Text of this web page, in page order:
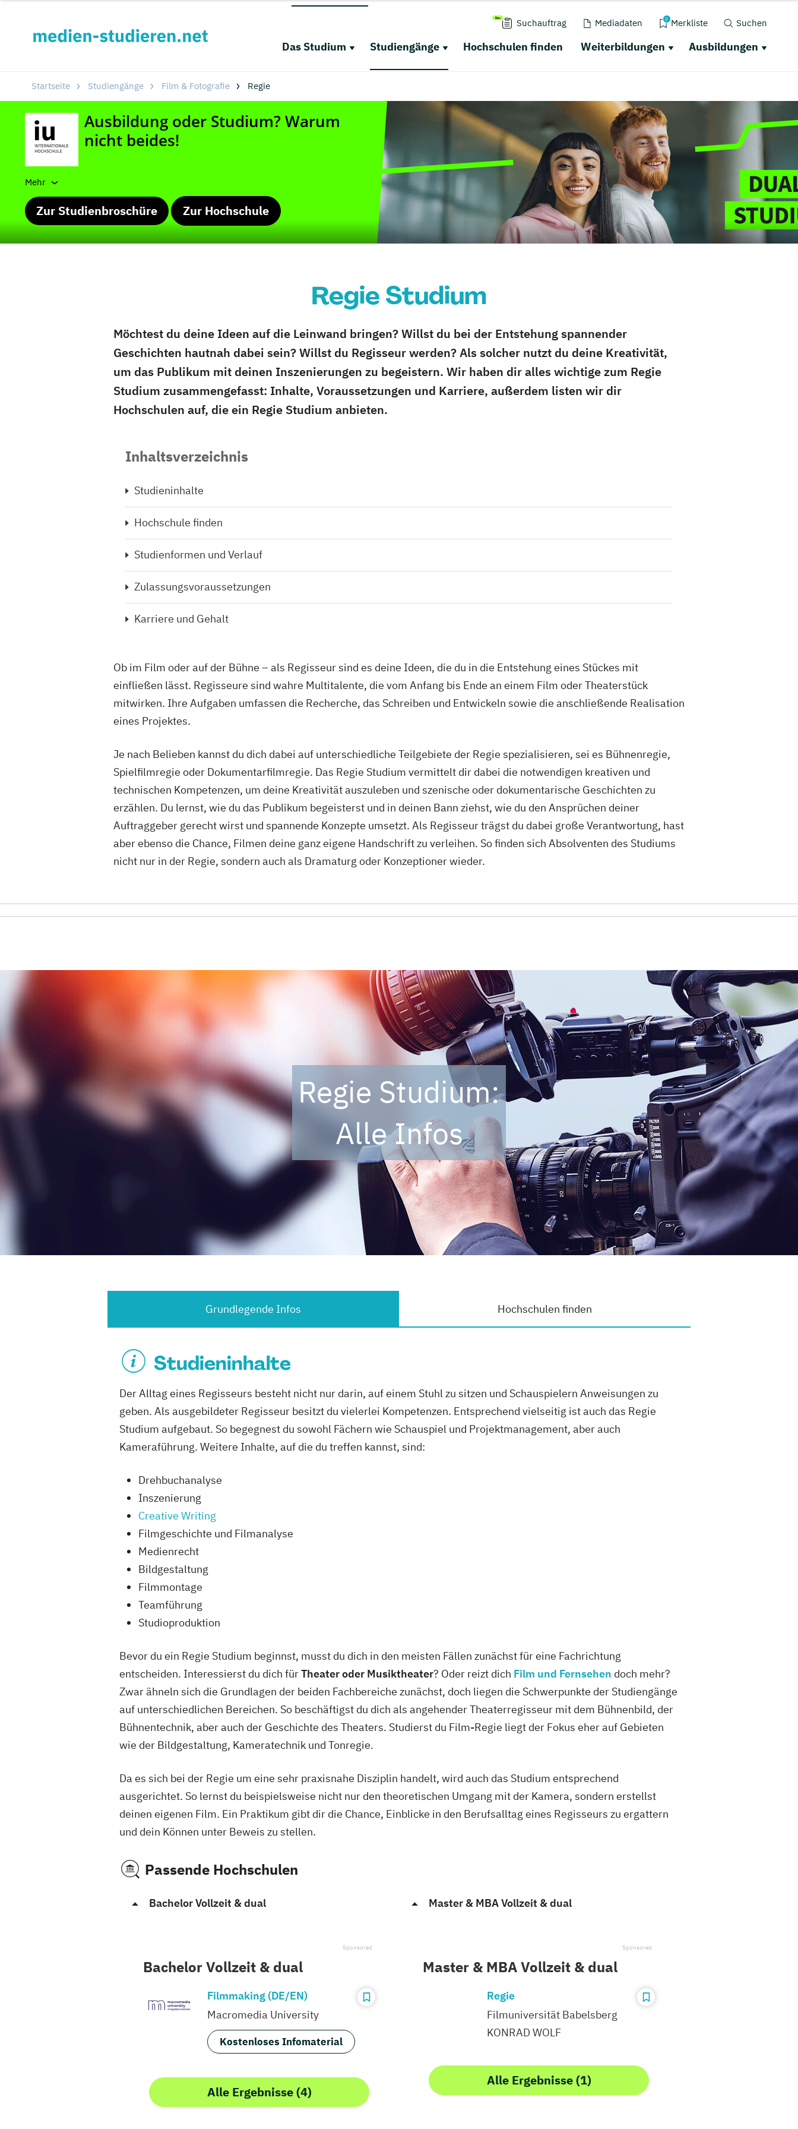
Suchauftrag Mediadaten 0 Merkliste Suchen
Das Studium Studiengänge Hochschulen finden Weiterbildungen Ausbildungen
Startseite Studiengänge Film & Fotografie Regie
Mehr
Zur Studienbroschüre Zur Hochschule
Regie Studium
Möchtest du deine Ideen auf die Leinwand bringen? Willst du bei der Entstehung spannender
Geschichten hautnah dabei sein? Willst du Regisseur werden? Als solcher nutzt du deine Kreativität,
um das Publikum mit deinen Inszenierungen zu begeistern. Wir haben dir alles wichtige zum Regie
Studium zusammengefasst: Inhalte, Voraussetzungen und Karriere, außerdem listen wir dir
Hochschulen auf, die ein Regie Studium anbieten.
Inhaltsverzeichnis
Studieninhalte
Hochschule finden
Studienformen und Verlauf
Zulassungsvoraussetzungen
Karriere und Gehalt
Ob im Film oder auf der Bühne – als Regisseur sind es deine Ideen, die du in die Entstehung eines Stückes mit
einfließen lässt. Regisseure sind wahre Multitalente, die vom Anfang bis Ende an einem Film oder Theaterstück
mitwirken. Ihre Aufgaben umfassen die Recherche, das Schreiben und Entwickeln sowie die anschließende Realisation
eines Projektes.
Je nach Belieben kannst du dich dabei auf unterschiedliche Teilgebiete der Regie spezialisieren, sei es Bühnenregie,
Spielfilmregie oder Dokumentarfilmregie. Das Regie Studium vermittelt dir dabei die notwendigen kreativen und
technischen Kompetenzen, um deine Kreativität auszuleben und szenische oder dokumentarische Geschichten zu
erzählen. Du lernst, wie du das Publikum begeisterst und in deinen Bann ziehst, wie du den Ansprüchen deiner
Auftraggeber gerecht wirst und spannende Konzepte umsetzt. Als Regisseur trägst du dabei große Verantwortung, hast
aber ebenso die Chance, Filmen deine ganz eigene Handschrift zu verleihen. So finden sich Absolventen des Studiums
nicht nur in der Regie, sondern auch als Dramaturg oder Konzeptioner wieder.
Regie Studium:
Alle Infos
Grundlegende Infos Hochschulen finden
Studieninhalte
Der Alltag eines Regisseurs besteht nicht nur darin, auf einem Stuhl zu sitzen und Schauspielern Anweisungen zu
geben. Als ausgebildeter Regisseur besitzt du vielerlei Kompetenzen. Entsprechend vielseitig ist auch das Regie
Studium aufgebaut. So begegnest du sowohl Fächern wie Schauspiel und Projektmanagement, aber auch
Kameraführung. Weitere Inhalte, auf die du treffen kannst, sind:
Drehbuchanalyse
Inszenierung
Creative Writing
Filmgeschichte und Filmanalyse
Medienrecht
Bildgestaltung
Filmmontage
Teamführung
Studioproduktion
Bevor du ein Regie Studium beginnst, musst du dich in den meisten Fällen zunächst für eine Fachrichtung
entscheiden. Interessierst du dich fürTheater oder Musiktheater? Oder reizt dich Film und Fernsehen doch mehr?
Zwar ähneln sich die Grundlagen der beiden Fachbereiche zunächst, doch liegen die Schwerpunkte der Studiengänge
auf unterschiedlichen Bereichen. So beschäftigst du dich als angehender Theaterregisseur mit dem Bühnenbild, der
Bühnentechnik, aber auch der Geschichte des Theaters. Studierst du Film-Regie liegt der Fokus eher auf Gebieten
wie der Bildgestaltung, Kameratechnik und Tonregie.
Da es sich bei der Regie um eine sehr praxisnahe Disziplin handelt, wird auch das Studium entsprechend
ausgerichtet. So lernst du beispielsweise nicht nur den theoretischen Umgang mit der Kamera, sondern erstellst
deinen eigenen Film. Ein Praktikum gibt dir die Chance, Einblicke in den Berufsalltag eines Regisseurs zu ergattern
und dein Können unter Beweis zu stellen.
Passende Hochschulen
Bachelor Vollzeit & dual
Bachelor Vollzeit & dual
Filmmaking (DE/EN)
Macromedia University
Kostenloses Infomaterial
Alle Ergebnisse (4)
Master & MBA Vollzeit & dual
Master & MBA Vollzeit & dual
Regie
Filmuniversität Babelsberg
KONRAD WOLF
Alle Ergebnisse (1)